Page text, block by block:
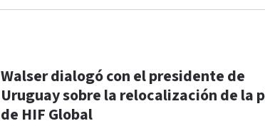
Walser dialogó con el presidente de
Uruguay sobre la relocalización de la
de HIF Global